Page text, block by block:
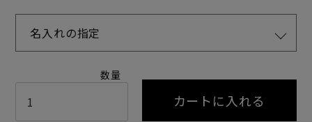
カートに入れる
名入れの指定